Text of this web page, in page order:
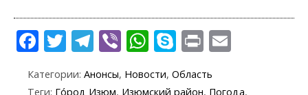
F
e
T
itt
T
e
Vi
er
W
at
S
k
y
Pr
t ai
Категории: Анонсы, Новости, Область
Теги: Го́род Изюм, Изюмский район, Погода,